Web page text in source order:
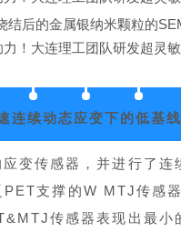
结后的金属银纳米颗粒的
连续动态应变下的低基
变传感器，并进行
支撑的W MTJ传
传感器表现出最